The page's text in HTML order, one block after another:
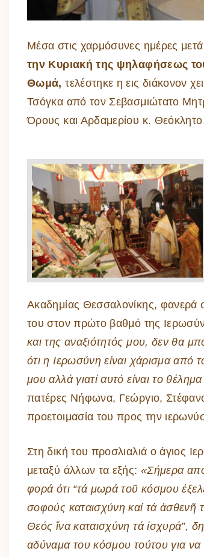
Μέσα στις χαρμόσυνες ημέρες
την Κυριακή της ψηλαφήσεως
Θωμά, τελέστηκε η εις διάκονον
Τσόγκα από τον Σεβασμιώτατο
Όρους και Αρδαμερίου κ.
Ακαδημίας Θεσσαλονίκης, φανερά
του στον πρώτο βαθμό της
και της αναξιότητός μου, δεν θα
ότι η Ιερωσύνη είναι χάρισμα από
μου αλλά γιατί αυτό είναι το
πατέρες Νήφωνα, Γεώργιο,
προετοιμασία του προς την
Στη δική του προσλιαλιά ο άγιος
μεταξύ άλλων τα εξής: «Σήμερα
φορά ότι “τά μωρά τοῦ κόσμου
σοφούς καταισχύνη καί τά ἀσθενῆ
Θεός ἵνα καταισχύνη τά ἰσχυρά”,
αδύναμα του κόσμου τούτου για να